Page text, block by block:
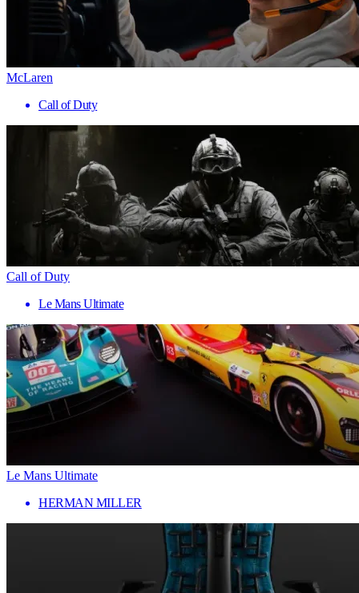
McLaren
Call of Duty
Call of Duty
Le Mans Ultimate
Le Mans Ultimate
HERMAN MILLER